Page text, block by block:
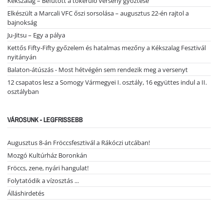
Elkészült a Marcali VFC őszi sorsolása – augusztus 22-én rajtol a
bajnokság
Ju-Jitsu – Egy a pálya
Kettős Fifty-Fifty győzelem és hatalmas mezőny a Kékszalag Fesztivál
nyitányán
Balaton-átúszás - Most hétvégén sem rendezik meg a versenyt
12 csapatos lesz a Somogy Vármegyei I. osztály, 16 együttes indul a II.
osztályban
VÁROSUNK - LEGFRISSEBB
Augusztus 8-án Fröccsfesztivál a Rákóczi utcában!
Mozgó Kultúrház Boronkán
Fröccs, zene, nyári hangulat!
Folytatódik a vízosztás ...
Álláshirdetés